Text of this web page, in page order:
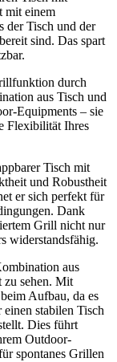
mit einem
der Tisch und der
sind. Das spart
durch
aus Tisch und
Equipments – sie
Flexibilität Ihres
Tisch mit
und Robustheit
er sich perfekt für
Dank
Grill nicht nur
widerstandsfähig.
aus
sehen. Mit
Aufbau, da es
stabilen Tisch
Dies führt
Outdoor-
spontanes Grillen